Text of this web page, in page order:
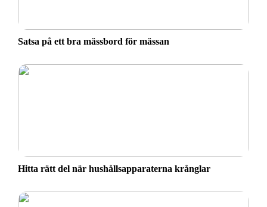
Satsa på ett bra mässbord för mässan
Hitta rätt del när hushållsapparaterna krånglar